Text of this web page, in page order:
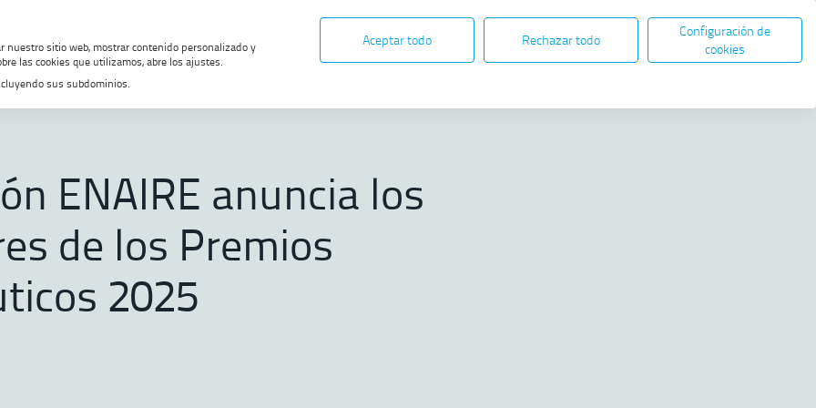
SEDE ELECTRÓNICA
Abre en nueva ventana
ENAIRE anuncia los
de los Premios
2025
sitio web, mostrar contenido personalizado y
las cookies que utilizamos, abre los ajustes.
sus subdominios.
Aceptar todo Rechazar todo
Configuración de
cookies